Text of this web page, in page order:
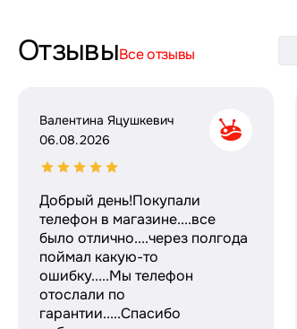
ОтзывыВсе отзывы
Валентина Яцушкевич
06.08.2026
Добрый день!Покупали
телефон в магазине....все
было отлично....через полгода
поймал какую-то
ошибку.....Мы телефон
отослали по
гарантии.....Спасибо